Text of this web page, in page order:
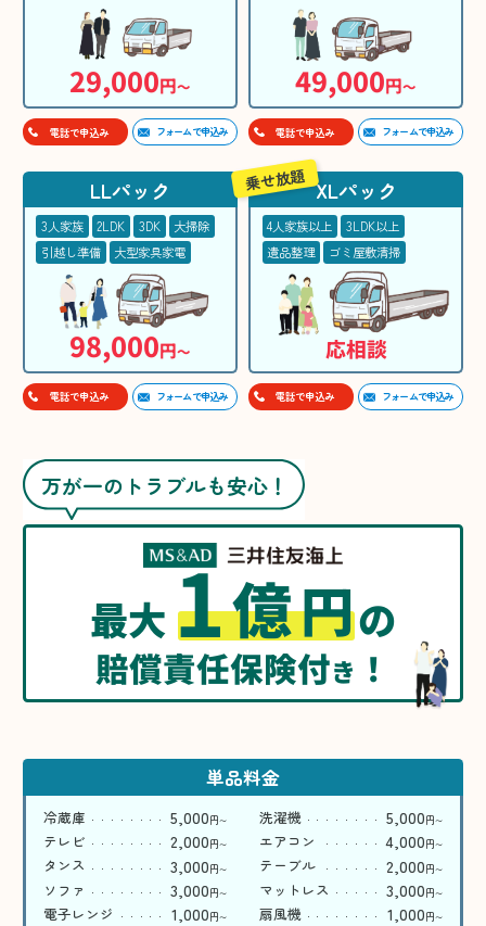
29,000円〜
電話で申込み フォームで申込み
49,000円〜
電話で申込み フォームで申込み
LLパック
3人家族 2LDK 3DK
大掃除
引越し準備
大型家具家電
98,000円〜
電話で申込み フォームで申込み
XLパック
4人家族以上
3LDK以上
遺品整理
ゴミ屋敷清掃
応相談
乗せ放題
電話で申込み フォームで申込み
万が一のトラブルも安心！
最大1億円の
賠償責任保険付き ！
単品料金
冷蔵庫 5,000円〜 洗濯機 5,000円〜
テレビ 2,000円〜 エアコン 4,000円〜
タンス 3,000円〜 テーブル 2,000円〜
ソファ 3,000円〜 マットレス 3,000円〜
電子レンジ 1,000円〜 扇風機 1,000円〜